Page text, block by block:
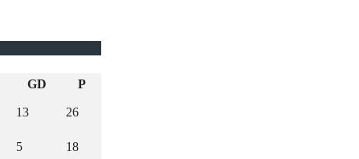
GD P
13 26
5 18